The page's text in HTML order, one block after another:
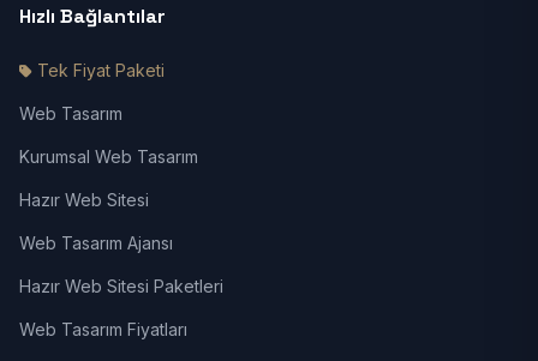
Hızlı Bağlantılar
Tek Fiyat Paketi
Web Tasarım
Kurumsal Web Tasarım
Hazır Web Sitesi
Web Tasarım Ajansı
Hazır Web Sitesi Paketleri
Web Tasarım Fiyatları